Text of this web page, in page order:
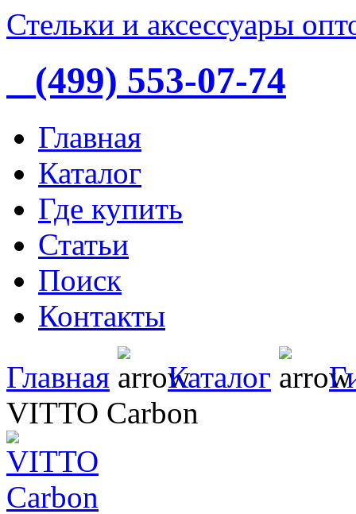
Стельки и аксессуары
(499) 553-07-74
Главная
Каталог
Где купить
Статьи
Поиск
Контакты
Главная
Каталог
VITTO Carbon